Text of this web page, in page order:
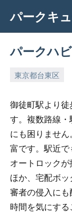
content
パークキ
パークハ
東京都台東区
御徒町駅より
す。複数路線
にも困りませ
富です。駅近
オートロック
ほか、宅配ボ
審者の侵入に
時間を気にする